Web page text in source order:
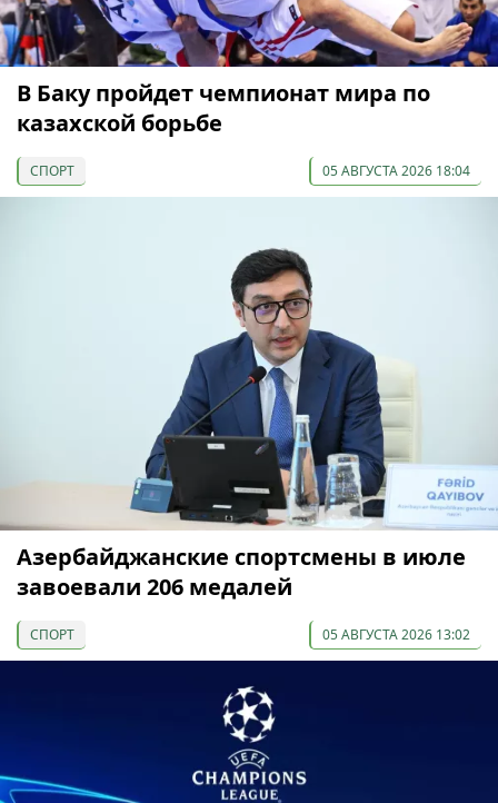
В Баку пройдет чемпионат мира по
казахской борьбе
СПОРТ 05 АВГУСТА 2026 18:04
Азербайджанские спортсмены в июле
завоевали 206 медалей
СПОРТ 05 АВГУСТА 2026 13:02